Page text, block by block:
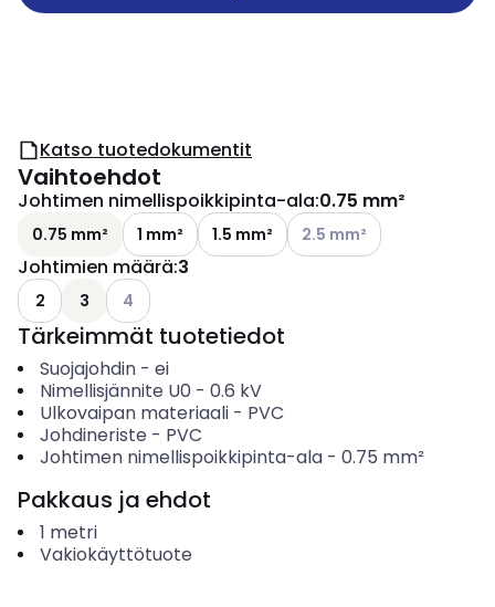
Katso tuotedokumentit
Vaihtoehdot
Johtimen nimellispoikkipinta-ala:0.75 mm²
0.75 mm² 1 mm² 1.5 mm² Katso käytettävissä
2.5 mm²
Johtimien määrä:3
2 3 Katso käytettävissä olevat vaihtoehdot
4
Tärkeimmät tuotetiedot
Suojajohdin- ei
Nimellisjännite U0 - 0.6 kV
Ulkovaipan materiaali- PVC
Johdineriste - PVC
Johtimen nimellispoikkipinta-ala- 0.75 mm²
Pakkaus ja ehdot
1 metri
Vakiokäyttötuote